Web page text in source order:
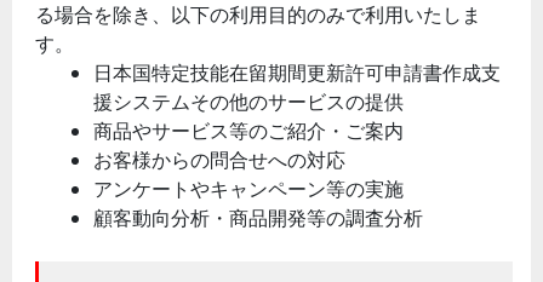
る場合を除き、以下の利用目的のみで利用いたしま
す。
日本国特定技能在留期間更新許可申請書作成支
援システムその他のサービスの提供
商品やサービス等のご紹介・ご案内
お客様からの問合せへの対応
アンケートやキャンペーン等の実施
顧客動向分析・商品開発等の調査分析